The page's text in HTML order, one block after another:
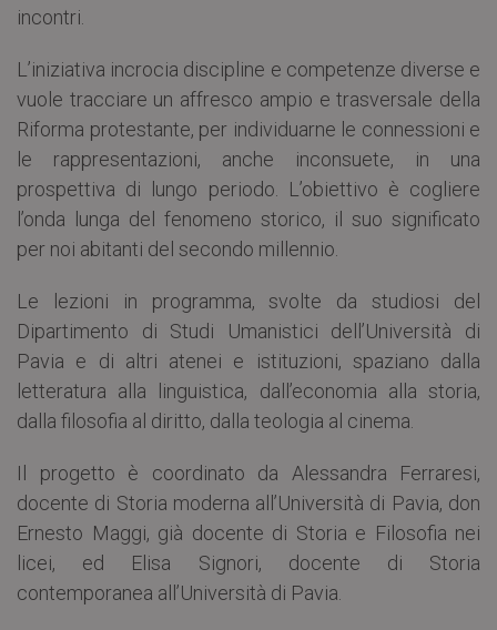
incontri.
L’iniziativa incrocia discipline e competenze diverse e
vuole tracciare un affresco ampio e trasversale della
Riforma protestante, per individuarne le connessioni e
le rappresentazioni, anche inconsuete, in una
prospettiva di lungo periodo. L’obiettivo è cogliere
l’onda lunga del fenomeno storico, il suo significato
per noi abitanti del secondo millennio.
Le lezioni in programma, svolte da studiosi del
Dipartimento di Studi Umanistici dell’Università di
Pavia e di altri atenei e istituzioni, spaziano dalla
letteratura alla linguistica, dall’economia alla storia,
dalla filosofia al diritto, dalla teologia al cinema.
Il progetto è coordinato da Alessandra Ferraresi,
docente di Storia moderna all’Università di Pavia, don
Ernesto Maggi, già docente di Storia e Filosofia nei
licei, ed Elisa Signori, docente di Storia
contemporanea all’Università di Pavia.